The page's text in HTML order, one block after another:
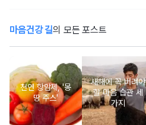
마음건강 길의 모든 포스트
천연 항암제, '몽
땅 주스'
새해에 꼭 버려야
할 마음 습관 세
가지